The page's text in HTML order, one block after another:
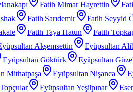
Fatih Mimar Hayrettin
Fatih Sarıdemir Fatih Seyyid
Fatih Taya Hatun Fatih
Akşemsettin Eyüpsultan
Eyüpsultan Göktürk Eyüpsultan
Mithatpaşa Eyüpsultan Nişanca
Eyüpsultan Yeşilpınar